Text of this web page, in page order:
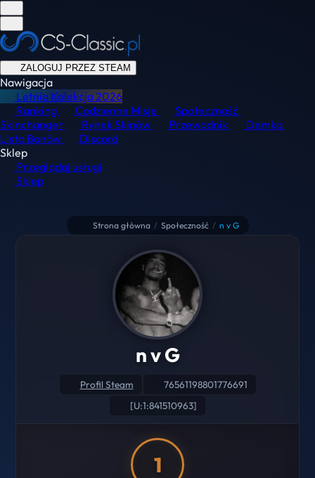
ZALOGUJ PRZEZ STEAM
Nawigacja
Letnia Kolekcja2026
Ranking
Codzienne Misje
Społeczność
Skinchanger
Rynek Skinów Przewodnik
Demka
Lista Banów
Discord
Sklep
Przeglądaj usługi
Sklep
Strona główna / Społeczność / n v G
n v G
Profil Steam
76561198801776691
[U:1:841510963]
1